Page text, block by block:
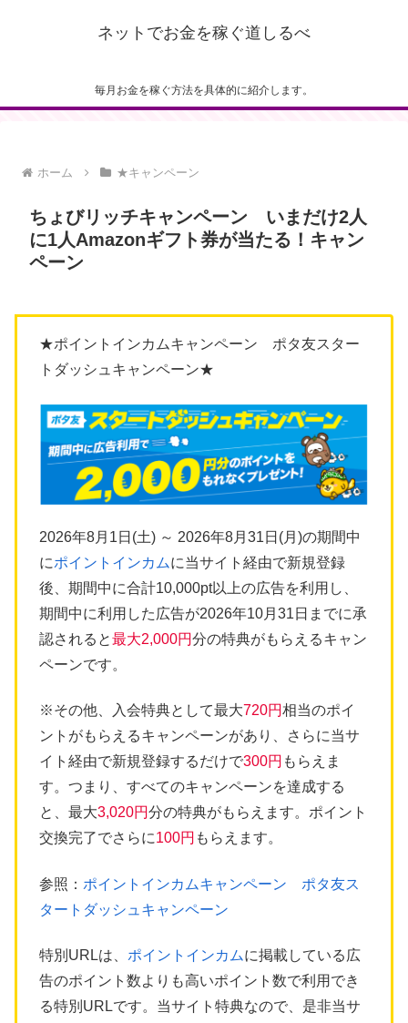
ネットでお金を稼ぐ道しるべ
毎月お金を稼ぐ方法を具体的に紹介します。
ホーム ★キャンペーン
ちょびリッチキャンペーン いまだけ2人
に1人Amazonギフト券が当たる！キャン
ペーン
★ポイントインカムキャンペーン ポタ友スター
トダッシュキャンペーン★
2026年8月1日(土) ～ 2026年8月31日(月)の期間中
にポイントインカムに当サイト経由で新規登録
後、期間中に合計10,000pt以上の広告を利用し、
期間中に利用した広告が2026年10月31日までに承
認されると最大2,000円分の特典がもらえるキャン
ペーンです。
※その他、入会特典として最大720円相当のポイ
ントがもらえるキャンペーンがあり、さらに当サ
イト経由で新規登録するだけで300円 もらえま
す。つまり、すべてのキャンペーンを達成する
と、最大3,020円分の特典がもらえます。ポイント
交換完了でさらに100円 もらえます。
参照： ポイントインカムキャンペーン ポタ友ス
タートダッシュキャンペーン
特別URLは、 ポイントインカムに掲載している広
告のポイント数よりも高いポイント数で利用でき
る特別URLです。当サイト特典なので、是非当サ